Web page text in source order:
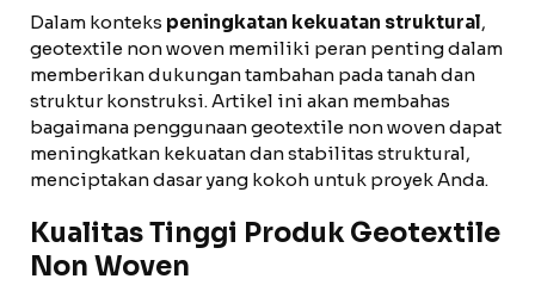
Dalam konteks peningkatan kekuatan struktural,
geotextile non woven memiliki peran penting dalam
memberikan dukungan tambahan pada tanah dan
struktur konstruksi. Artikel ini akan membahas
bagaimana penggunaan geotextile non woven dapat
meningkatkan kekuatan dan stabilitas struktural,
menciptakan dasar yang kokoh untuk proyek Anda.
Kualitas Tinggi Produk Geotextile
Non Woven